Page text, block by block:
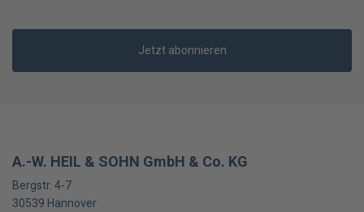
Jetzt abonnieren
A.-W. HEIL & SOHN GmbH & Co. KG
Bergstr. 4-7
30539 Hannover